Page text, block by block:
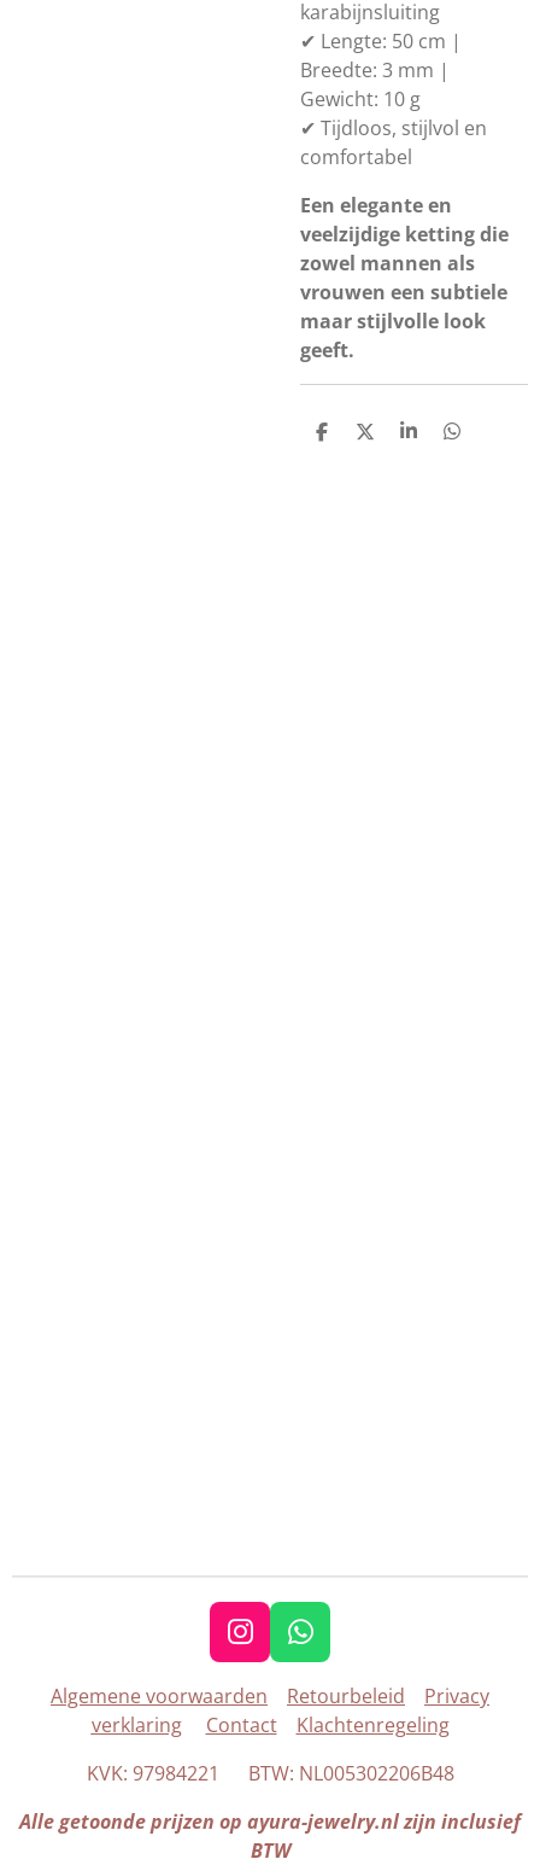
karabijnsluiting
✔ Lengte: 50 cm |
Breedte: 3 mm |
Gewicht: 10 g
✔ Tijdloos, stijlvol en
comfortabel
Een elegante en
veelzijdige ketting die
zowel mannen als
vrouwen een subtiele
maar stijlvolle look
geeft.
D
D
S
D
I
n
s
t
a
g
r
a
W
h
a
t
s
A
p
Algemene voorwaarden Retourbeleid
Privacy
verklaring
Contact
Klachtenregeling
KVK: 97984221 BTW: NL005302206B48
Alle getoonde prijzen op ayura-jewelry.nl zijn inclusief
BTW